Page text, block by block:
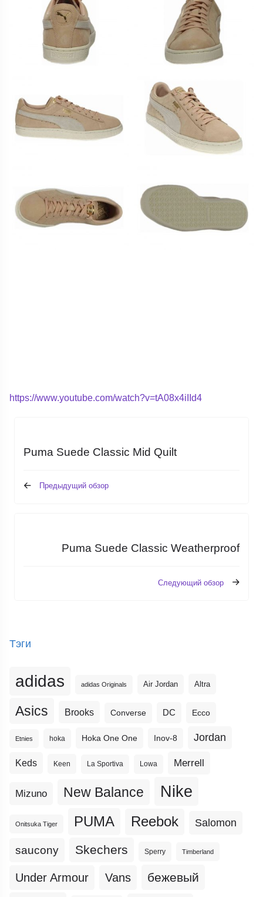
https://www.youtube.com/watch?v=tA08x4iIId4
Puma Suede Classic Mid Quilt
Предыдущий обзор
Puma Suede Classic Weatherproof
Следующий обзор
Тэги
adidas adidas Originals Air Jordan Altra
Asics Brooks Converse DC Ecco
Etnies hoka Hoka One One Inov-8 Jordan
Keds Keen La Sportiva Lowa Merrell
Mizuno New Balance Nike
Onitsuka Tiger PUMA Reebok Salomon
saucony Skechers Sperry Timberland
Under Armour Vans бежевый